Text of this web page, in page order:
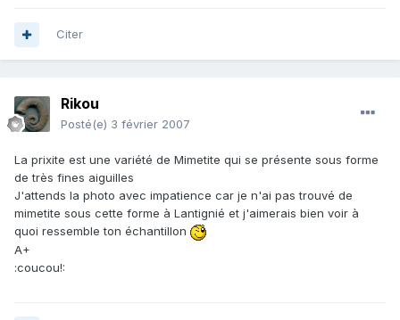
Citer
Rikou
Posté(e) 3 février 2007
La prixite est une variété de Mimetite qui se présente sous forme
de très fines aiguilles
J'attends la photo avec impatience car je n'ai pas trouvé de
mimetite sous cette forme à Lantignié et j'aimerais bien voir à
quoi ressemble ton échantillon
A+
:coucou!: